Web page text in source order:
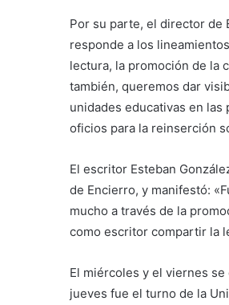
Por su parte, el director de
responde a los
lectura, la promoción de la
también, queremos dar
unidades educativas en
oficios para la reinserción
El escritor Esteban
de Encierro, y manifestó:
mucho a través de la
como escritor compartir la
El miércoles y el viernes
jueves fue el turno de la